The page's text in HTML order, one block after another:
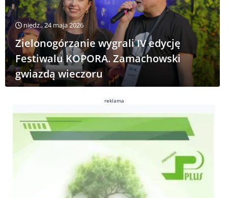
niedz., 24 maja 2026
Zielonogórzanie wygrali IV edycję
Festiwalu KOPORA. Zamachowski
gwiazdą wieczoru
reklama